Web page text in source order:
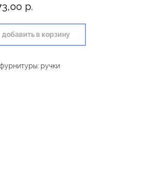
р.
добавить в корзину
ручки